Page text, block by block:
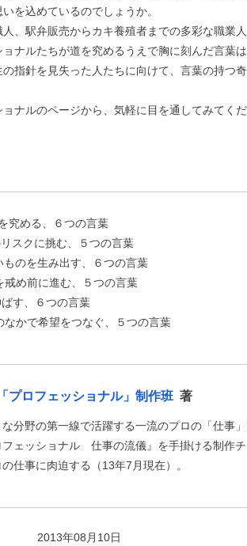
を込めているのでしょうか。
、駅弁販売からカキ養殖者までの多彩な職業
ナルたちが道を究めるうえで胸に刻んだ言葉
指針を見失った人たちに向けて、言葉の持つ
ナルのページから、気軽に目を通してみてく
究める、６つの言葉
スクに挑む、５つの言葉
ものを生み出す、６つの言葉
戒め前に進む、５つの言葉
す、６つの言葉
なかで希望をつなぐ、５つの言葉
プロフェッショナル」制作班 著
な分野の第一線で活躍する一流のプロの「仕事
フェッショナル 仕事の流儀』を手掛ける制作
仕事に肉迫する（13年7月現在）。
2013年08月10日